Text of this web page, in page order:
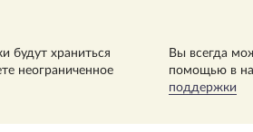
будут храниться
неограниченное
Вы всегда
помощью в
поддержки